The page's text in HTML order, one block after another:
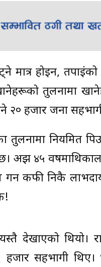
होइन, तपाईंको
तुलनामा
हजार जना
तुलनामा नियमित
अझ ४५
कफी निकै
थियो।
सहभागी थिए।